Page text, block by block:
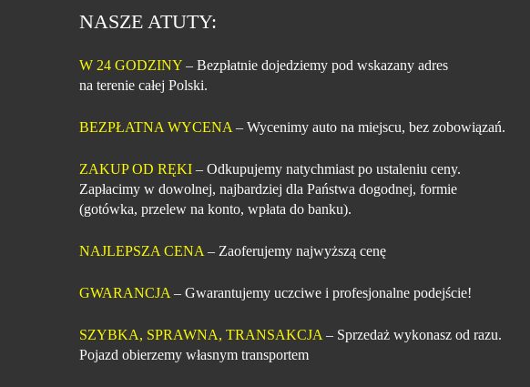
NASZE ATUTY:
W 24 GODZINY – Bezpłatnie dojedziemy pod wskazany adres
na terenie całej Polski.
BEZPŁATNA WYCENA – Wycenimy auto na miejscu, bez zobowiązań.
ZAKUP OD RĘKI – Odkupujemy natychmiast po ustaleniu ceny.
Zapłacimy w dowolnej, najbardziej dla Państwa dogodnej, formie
(gotówka, przelew na konto, wpłata do banku).
NAJLEPSZA CENA – Zaoferujemy najwyższą cenę
GWARANCJA – Gwarantujemy uczciwe i profesjonalne podejście!
SZYBKA, SPRAWNA, TRANSAKCJA – Sprzedaż wykonasz od razu.
Pojazd obierzemy własnym transportem